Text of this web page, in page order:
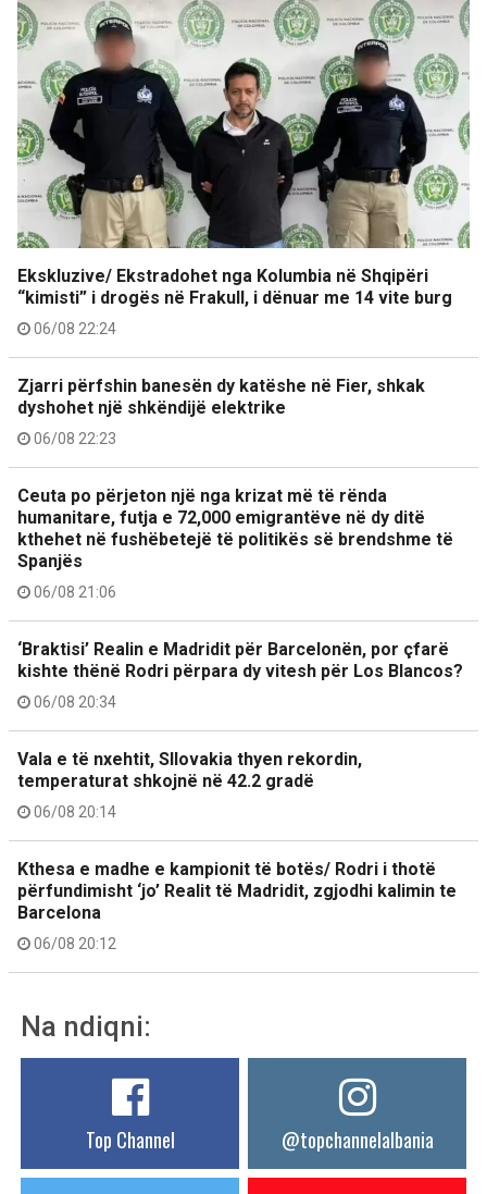
Ekskluzive/ Ekstradohet nga Kolumbia në Shqipëri
“kimisti” i drogës në Frakull, i dënuar me 14 vite burg
06/08 22:24
Zjarri përfshin banesën dy katëshe në Fier, shkak
dyshohet një shkëndijë elektrike
06/08 22:23
Ceuta po përjeton një nga krizat më të rënda
humanitare, futja e 72,000 emigrantëve në dy ditë
kthehet në fushëbetejë të politikës së brendshme të
Spanjës
06/08 21:06
‘Braktisi’ Realin e Madridit për Barcelonën, por çfarë
kishte thënë Rodri përpara dy vitesh për Los Blancos?
06/08 20:34
Vala e të nxehtit, Sllovakia thyen rekordin,
temperaturat shkojnë në 42.2 gradë
06/08 20:14
Kthesa e madhe e kampionit të botës/ Rodri i thotë
përfundimisht ‘jo’ Realit të Madridit, zgjodhi kalimin te
Barcelona
06/08 20:12
Na ndiqni:
Top Channel @topchannelalbania